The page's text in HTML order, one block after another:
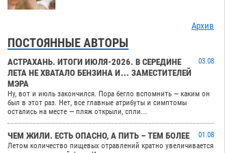
Архив
ПОСТОЯННЫЕ АВТОРЫ
АСТРАХАНЬ. ИТОГИ ИЮЛЯ-2026. В СЕРЕДИНЕ
ЛЕТА НЕ ХВАТАЛО БЕНЗИНА И… ЗАМЕСТИТЕЛЕЙ
МЭРА
03.08
Ну, вот и июль закончился. Пора бегло вспомнить — каким он
был в этот раз. Нет, все главные атрибуты и симптомы
остались на месте — пляж открыли, спли...
ЧЕМ ЖИЛИ. ЕСТЬ ОПАСНО, А ПИТЬ – ТЕМ БОЛЕЕ
01.08
Летом количество пищевых отравлений кратно увеличивается